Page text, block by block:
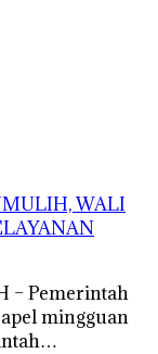
WALI
– Pemerintah
mingguan